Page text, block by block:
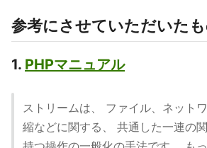
参考にさせていただいた
1. PHPマニュアル
ストリームは、 ファイル、ネット
縮などに関する、 共通した一連の